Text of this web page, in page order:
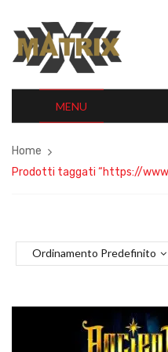
MENU
Home
Prodotti taggati “https://
Ordinamento Predefinito